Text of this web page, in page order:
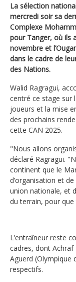
La sélection
mercredi soir sa
Complexe
pour Tanger, où ils
novembre et
dans le cadre de
des Nations.
Walid Ragragui,
centré ce stage sur
joueurs et la mise
des prochains
cette CAN 2025.
"Nous allons
déclaré Ragragui.
continent que le
d’organisation et
union nationale, et
du terrain, pour
L’entraîneur reste
cadres, dont Achraf
Aguerd (Olympique
respectifs.